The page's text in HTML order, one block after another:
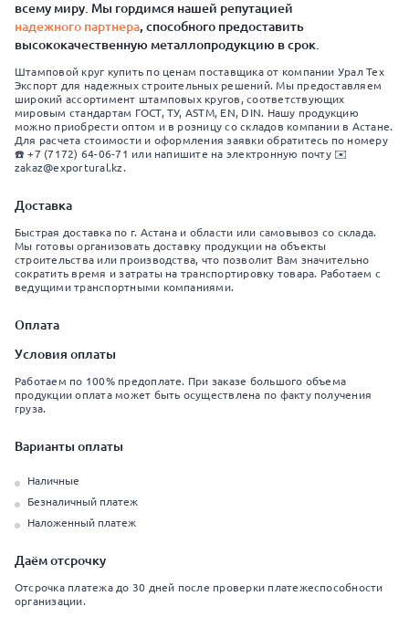
всему миру. Мы гордимся нашей репутацией
надежного партнера, способного предоставить
высококачественную металлопродукцию в срок.
Штамповой круг купить по ценам поставщика от компании Урал Тех
Экспорт для надежных строительных решений. Мы предоставляем
широкий ассортимент штамповых кругов, соответствующих
мировым стандартам ГОСТ, ТУ, ASTM, EN, DIN. Нашу продукцию
можно приобрести оптом и в розницу со складов компании в Астане.
Для расчета стоимости и оформления заявки обратитесь по номеру
☎️ +7 (7172) 64-06-71 или напишите на электронную почту ✉️
zakaz@exportural.kz.
Доставка
Быстрая доставка по г. Астана и области или самовывоз со склада.
Мы готовы организовать доставку продукции на объекты
строительства или производства, что позволит Вам значительно
сократить время и затраты на транспортировку товара. Работаем с
ведущими транспортными компаниями.
Оплата
Условия оплаты
Работаем по 100% предоплате. При заказе большого объема
продукции оплата может быть осуществлена по факту получения
груза.
Варианты оплаты
Наличные
Безналичный платеж
Наложенный платеж
Даём отсрочку
Отсрочка платежа до 30 дней после проверки платежеспособности
организации.